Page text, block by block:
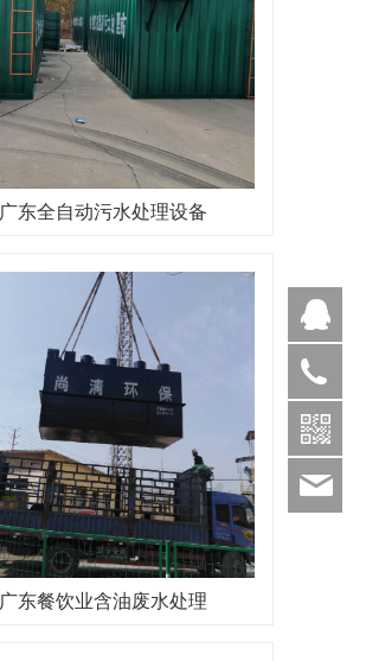
广东全自动污水处理设备
广东餐饮业含油废水处理